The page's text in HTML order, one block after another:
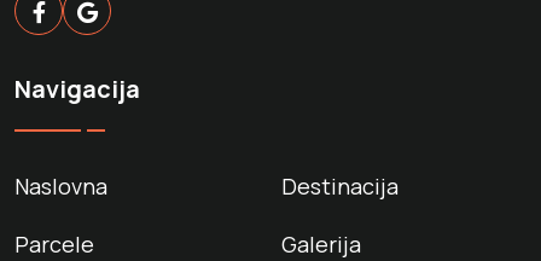
Navigacija
Naslovna
Parcele
Destinacija
Galerija